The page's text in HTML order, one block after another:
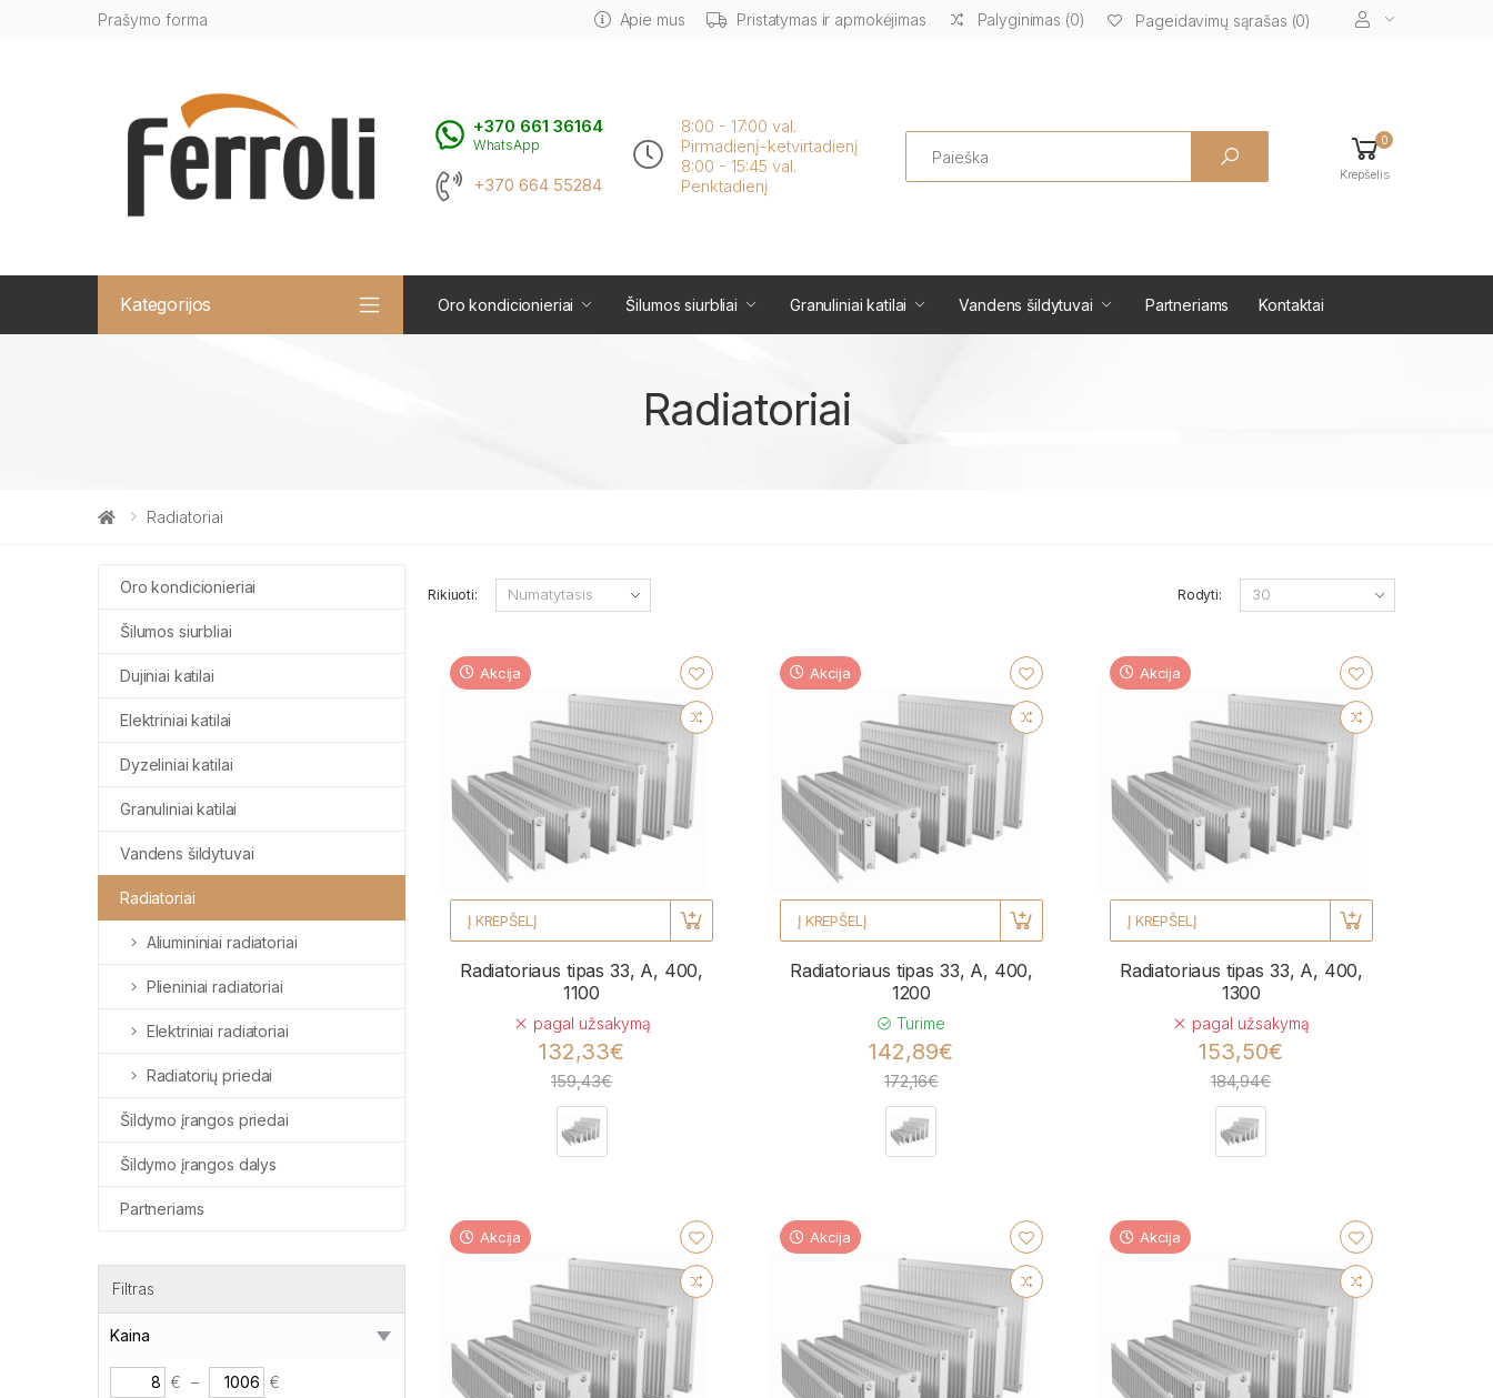
Prašymo forma Apie mus Pristatymas ir apmokėjimas Palyginimas (0) Pageidavimų sąrašas (0)
+370 661 36164
WhatsApp
+370 664 55284
8:00 - 17:00 val.
Pirmadienį-ketvirtadienį
8:00 - 15:45 val.
Penktadienį
Search 0
Krepšelis
Kategorijos Oro kondicionieriai Šilumos siurbliai Granuliniai katilai Vandens šildytuvai Partneriams Kontaktai
Radiatoriai
Radiatoriai
Oro kondicionieriai
Šilumos siurbliai
Dujiniai katilai
Elektriniai katilai
Dyzeliniai katilai
Granuliniai katilai
Vandens šildytuvai
Radiatoriai
Aliumininiai radiatoriai
Plieniniai radiatoriai
Elektriniai radiatoriai
Radiatorių priedai
Šildymo įrangos priedai
Šildymo įrangos dalys
Partneriams
Filtras
Kaina
€ – €
Rikiuoti: Rodyti:
Akcija
Į KREPŠELĮ
Radiatoriaus tipas 33, A, 400,
1100
pagal užsakymą
132,33€
159,43€
Akcija
Į KREPŠELĮ
Radiatoriaus tipas 33, A, 400,
1200
Turime
142,89€
172,16€
Akcija
Į KREPŠELĮ
Radiatoriaus tipas 33, A, 400,
1300
pagal užsakymą
153,50€
184,94€
Akcija Akcija Akcija